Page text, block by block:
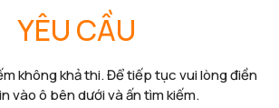
YÊU CẦU
không khả thi. Để tiếp tục vui lòng điền
vào ô bên dưới và ấn tìm kiếm.